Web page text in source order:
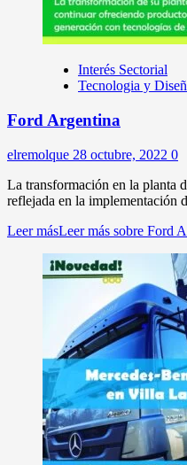
Interés Sectorial
Tecnologia y
Ford Argentina
elremolque 28 octubre, 2022 0
La transformación en la planta
reflejada en la implementación
Leer másLeer más sobre Ford